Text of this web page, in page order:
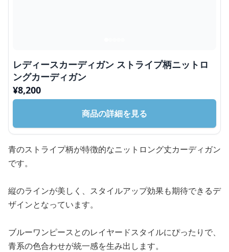
レディースカーディガン ストライプ柄ニットロ
ングカーディガン
¥8,200
商品の詳細を見る
青のストライプ柄が特徴的なニットロング丈カーディガン
です。
縦のラインが美しく、スタイルアップ効果も期待できるデ
ザインとなっています。
ブルーワンピースとのレイヤードスタイルにぴったりで、
青系の色合わせが統一感を生み出します。